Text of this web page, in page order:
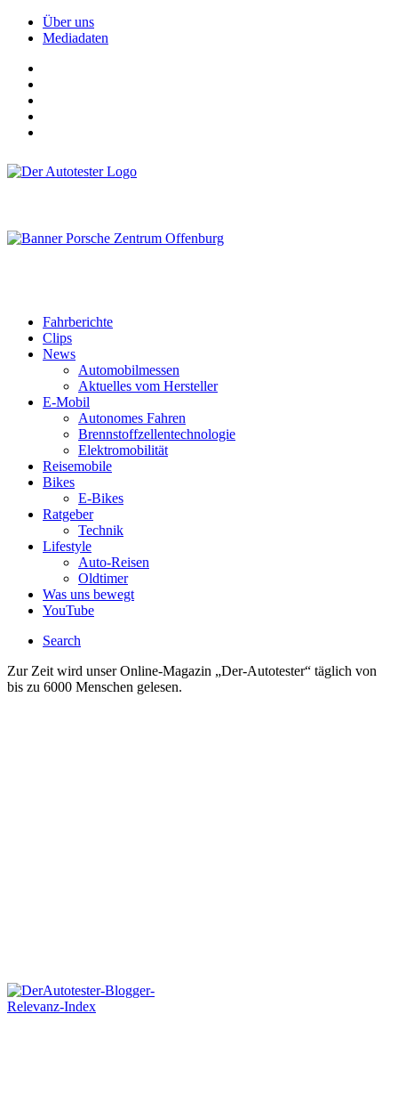
Über uns
Mediadaten
Fahrberichte
Clips
News
Automobilmessen
Aktuelles vom Hersteller
E-Mobil
Autonomes Fahren
Brennstoffzellentechnologie
Elektromobilität
Reisemobile
Bikes
E-Bikes
Ratgeber
Technik
Lifestyle
Auto-Reisen
Oldtimer
Was uns bewegt
YouTube
Search
Zur Zeit wird unser Online-Magazin „Der-Autotester“ täglich von
bis zu 6000 Menschen gelesen.